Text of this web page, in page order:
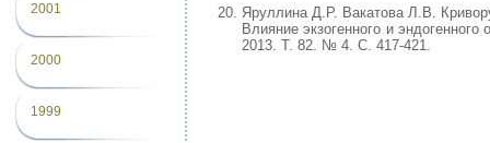
2001
2000
1999
Яруллина Д.Р. Вакатова Л.В.
Влияние экзогенного и
2013. Т. 82. № 4. С. 417-421.